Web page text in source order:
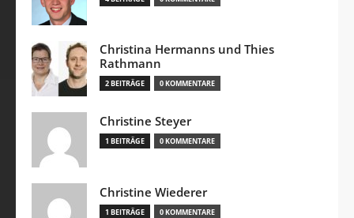
Christina Hermanns und Thies
Rathmann
2 BEITRÄGE 0 KOMMENTARE
Christine Steyer
1 BEITRÄGE 0 KOMMENTARE
Christine Wiederer
1 BEITRÄGE 0 KOMMENTARE